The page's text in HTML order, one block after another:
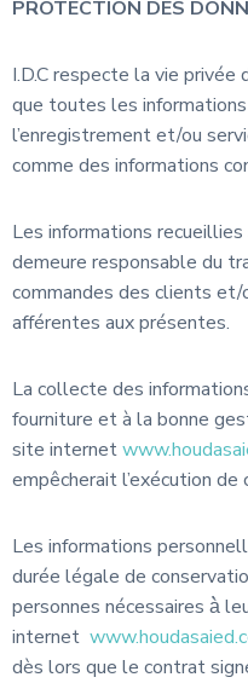
PROTECTION DES
I.D.C respecte la vie privée
que toutes les
l’enregistrement et/ou
comme des informations
Les informations
demeure responsable du
commandes des clients
afférentes aux présentes.
La collecte des
fourniture et à la bonne
site internet
empêcherait l’exécution de
Les informations
durée légale de
personnes nécessaires à̀
internet
dès lors que le contrat